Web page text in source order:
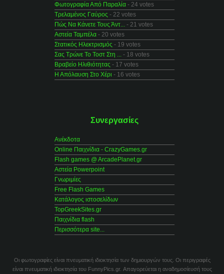
Φωτογραφία Από Παραλία - 24 votes
Τρελαμένος Γαύρος - 22 votes
Πώς Να Κάνετε Τους Άντ... - 21 votes
Αστεία Ταμπέλα - 20 votes
Στατικός Ηλεκτρισμός - 19 votes
Σας Τρώνε Το Τοστ Στη ... - 18 votes
Βραβείο Ηλιθιότητας - 17 votes
Η Απόλαυση Στο Χέρι - 16 votes
Συνεργασίες
Ανέκδοτα
Online Παιχνίδια - CrazyGames.gr
Flash games @ ArcadePlanet.gr
Αστεία Powerpoint
Γνωριμίες
Free Flash Games
Κατάλογος ιστοσελίδων
TopGreekSites.gr
Παιχνίδια flash
Περισσότερα site...
Οι φωτογραφίες είναι πνευματική ιδιοκτησία των δημιουργών τους. Οι περιγραφές
είναι πνευματική ιδιοκτησία του FunnyPics.gr. Απαγορεύεται η αναδημοσίευσή τους